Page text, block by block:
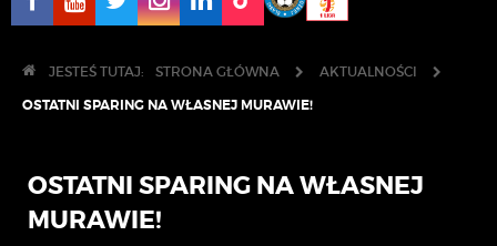
JESTEŚ TUTAJ: STRONA GŁÓWNA AKTUALNOŚCI
OSTATNI SPARING NA WŁASNEJ MURAWIE!
OSTATNI SPARING NA WŁASNEJ
MURAWIE!